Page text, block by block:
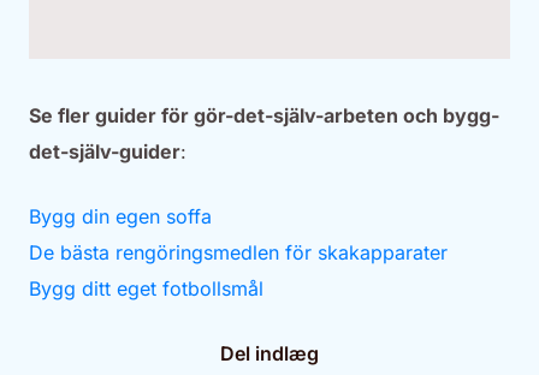
Se fler guider för gör-det-själv-arbeten och bygg-
det-själv-guider:
Bygg din egen soffa
De bästa rengöringsmedlen för skakapparater
Bygg ditt eget fotbollsmål
Del indlæg